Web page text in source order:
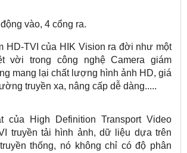
vào, 4 cổng ra.
HD-TVI của HIK Vision ra đời như một
vời trong công nghệ Camera giám
mang lại chất lượng hình ảnh HD, giá
truyền xa, nâng cấp dễ dàng.....
của High Definition Transport Video
truyền tải hình ảnh, dữ liệu dựa trên
thống, nó không chỉ có độ phân